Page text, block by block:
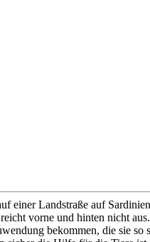
einer Landstraße auf
vorne und hinten nicht
bekommen, die sie